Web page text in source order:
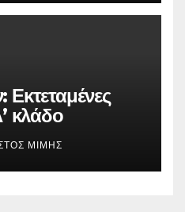
κλάδο
περιοχές
Πέμπτη
ΜΊΜΗΣ